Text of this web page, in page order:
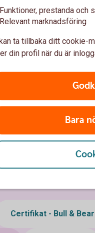
sökfältet.
Certifikat - Bull & Bear
Funktioner, prestanda och
Relevant marknadsföring
ta tillbaka ditt cookie-
din profil när du är
Bara